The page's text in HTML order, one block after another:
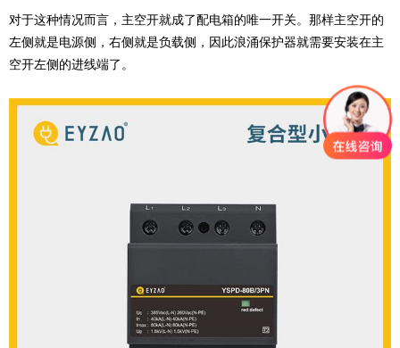
对于这种情况而言，主空开就成了配电箱的唯一开关。那样主空开的
左侧就是电源侧，右侧就是负载侧，因此浪涌保护器就需要安装在主
空开左侧的进线端了。